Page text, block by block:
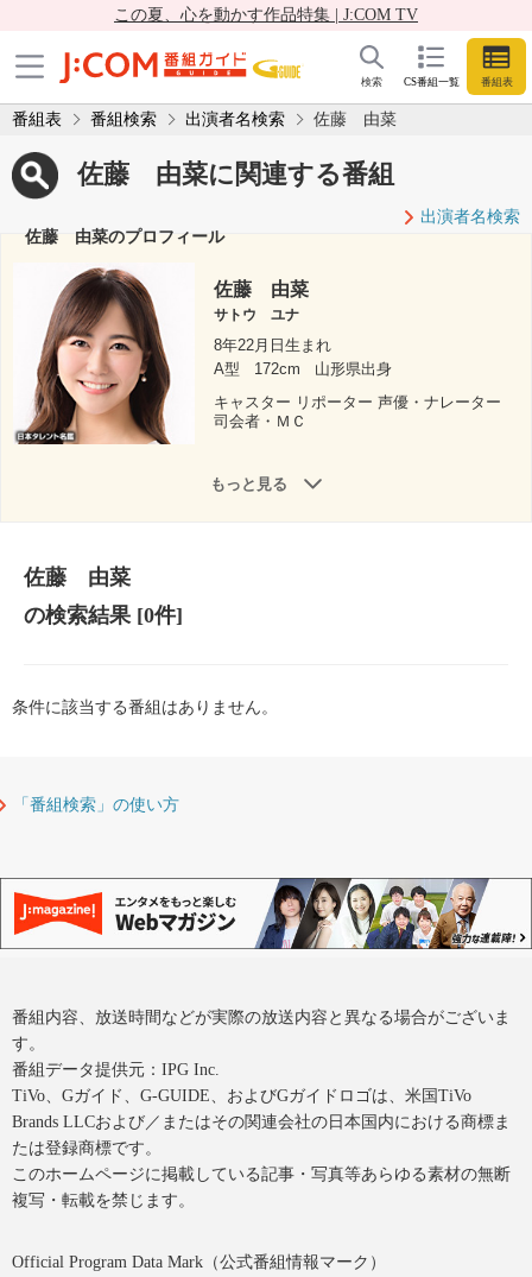
この夏、心を動かす作品特集 | J:COM TV
CS番組一覧 番組表
検索
番組表 番組検索 出演者名検索 佐藤 由菜
佐藤 由菜に関連する番組
出演者名検索
佐藤 由菜のプロフィール
佐藤 由菜
サトウ ユナ
8年22月日生まれ
A型
172cm
山形県出身
キャスター リポーター 声優・ナレーター
司会者・ＭＣ
もっと見る
佐藤 由菜
の検索結果[0件]
条件に該当する番組はありません。
「番組検索」の使い方
番組内容、放送時間などが実際の放送内容と異なる場合がございま
す。
番組データ提供元：IPG Inc.
TiVo、Gガイド、G-GUIDE、およびGガイドロゴは、米国TiVo
Brands LLCおよび／またはその関連会社の日本国内における商標ま
たは登録商標です。
このホームページに掲載している記事・写真等あらゆる素材の無断
複写・転載を禁じます。
Official Program Data Mark（公式番組情報マーク）